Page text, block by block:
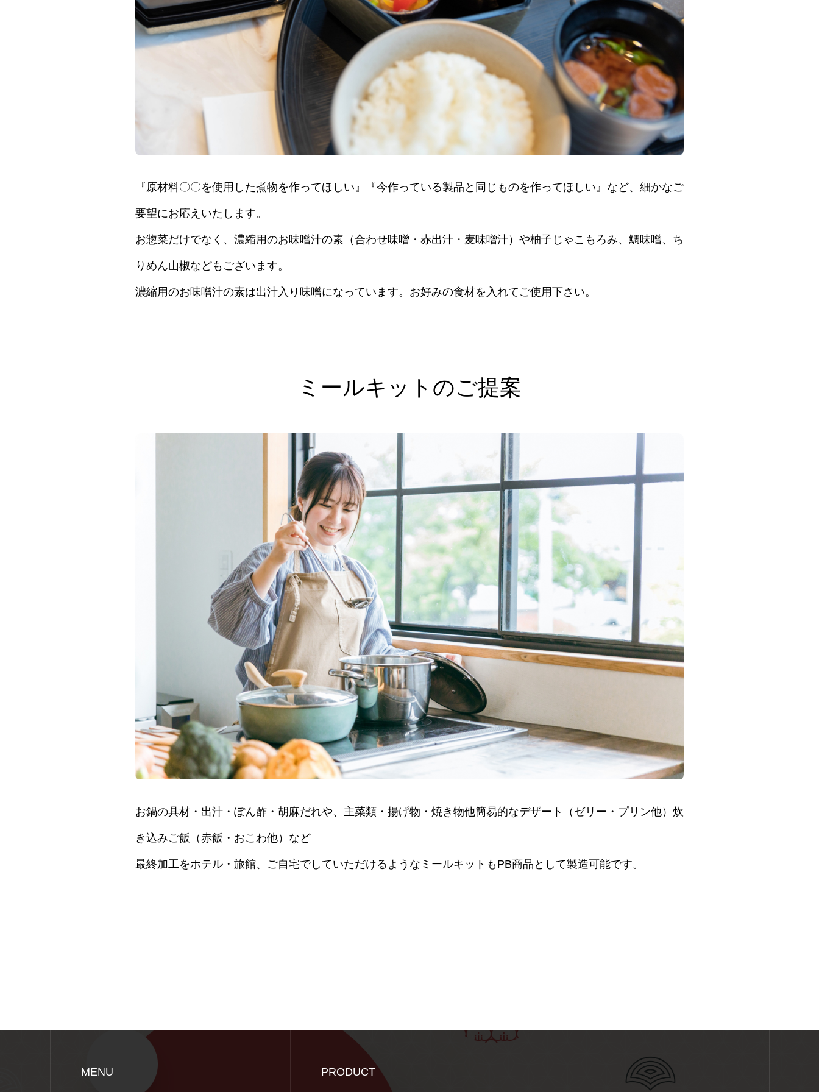
『原材料〇〇を使用した煮物を作ってほしい』『今作っている製品と同じものを作ってほしい』など、細かなご
要望にお応えいたします。
お惣菜だけでなく、濃縮用のお味噌汁の素（合わせ味噌・赤出汁・麦味噌汁）や柚子じゃこもろみ、鯛味噌、ち
りめん山椒などもございます。
濃縮用のお味噌汁の素は出汁入り味噌になっています。お好みの食材を入れてご使用下さい。
ミールキットのご提案
お鍋の具材・出汁・ぽん酢・胡麻だれや、主菜類・揚げ物・焼き物他簡易的なデザート（ゼリー・プリン他）炊
き込みご飯（赤飯・おこわ他）など
最終加工をホテル・旅館、ご自宅でしていただけるようなミールキットもPB商品として製造可能です。
MENU PRODUCT